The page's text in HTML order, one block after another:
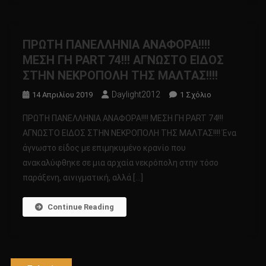
ΠΡΩΤΗ ΠΑΝΕΛΛΗΝΙΑ ΑΝΑΦΟΡΑ!!!!
ΜΕΣΗ ΓΗ PART 74!!! ΑΓΝΩΣΤΟ ΕΙΔΟΣ
ΣΤΗΝ ΝΕΚΡΟΠΟΛΗ ΤΗΣ ΜΑΛΤΑΣ!!!!
14 Απριλίου 2019 Daylight2012 1 ΣχόλιοΣτο
ΠΑΝΕΛΛΗΝΙΑ
ΑΝΑΦΟΡΑ!!!!
ΓΗ
ΠΡΩΤΗ ΠΑΝΕΛΛΗΝΙΑ ΑΝΑΦΟΡΑ!!!! ΜΕΣΗ ΓΗ PART 74!!!
ΑΓΝΩΣΤΟ ΕΙΔΟΣ ΣΤΗΝ ΝΕΚΡΟΠΟΛΗ ΤΗΣ ΜΑΛΤΑΣ!!!! Ένα
άγνωστο είδος με επιμηκυμένο κρανίο που
ανακαλύφθηκε σε μια αρχαία νεκρόπολη στην τόσο
παράξενη, αινιγματική, αλλά […]
Continue Reading